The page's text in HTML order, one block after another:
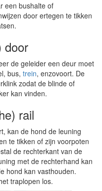
een bushalte of
door ertegen te tikken
door
de geleider een deur moet
bus, trein, enzovoort. De
zodat de blinde of
kan vinden.
rail
kan de hond de leuning
te tikken of zijn voorpoten
de rechterkant van de
met de rechterhand kan
hond kan vasthouden.
traplopen los.